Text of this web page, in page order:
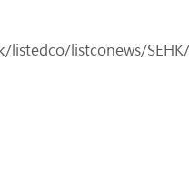
listconews/